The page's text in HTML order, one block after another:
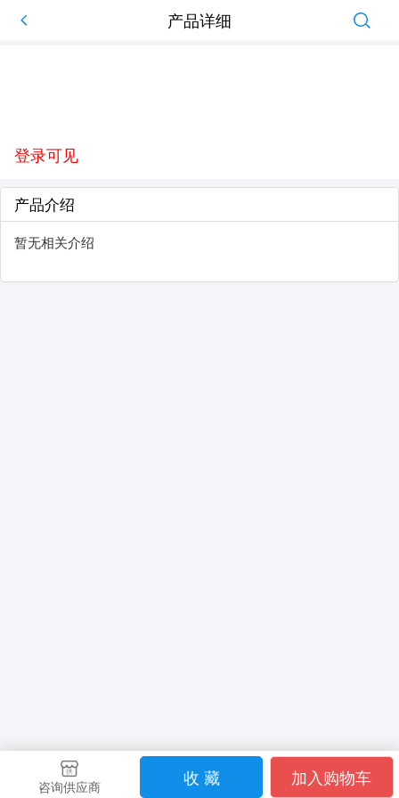
产品详细
登录可见
产品介绍
暂无相关介绍
咨询供应商 收 藏 加入购物车